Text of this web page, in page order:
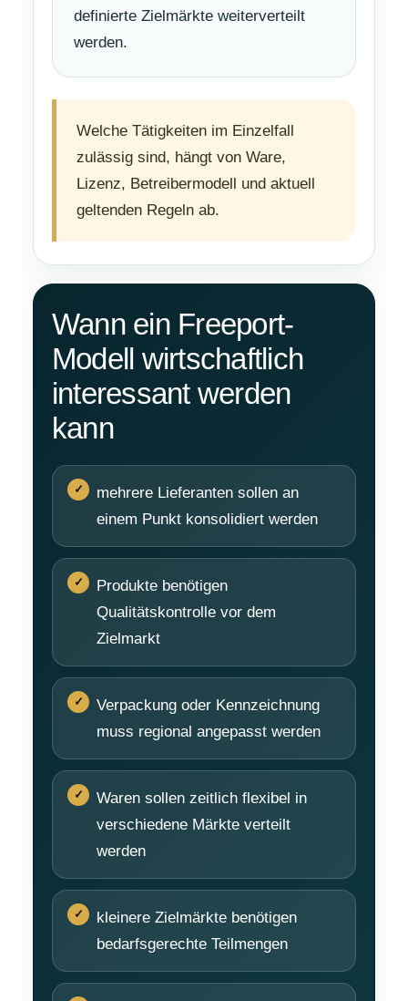
definierte Zielmärkte weiterverteilt
werden.
Welche Tätigkeiten im Einzelfall
zulässig sind, hängt von Ware,
Lizenz, Betreibermodell und aktuell
geltenden Regeln ab.
Wann ein Freeport-
Modell wirtschaftlich
interessant werden
kann
mehrere Lieferanten sollen an
einem Punkt konsolidiert werden
Produkte benötigen
Qualitätskontrolle vor dem
Zielmarkt
Verpackung oder Kennzeichnung
muss regional angepasst werden
Waren sollen zeitlich flexibel in
verschiedene Märkte verteilt
werden
kleinere Zielmärkte benötigen
bedarfsgerechte Teilmengen